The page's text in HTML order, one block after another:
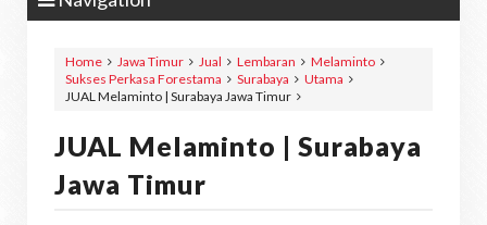
Home Jawa Timur Jual Lembaran
Melaminto
Sukses Perkasa Forestama
Surabaya
Utama
JUAL Melaminto | Surabaya Jawa Timur
JUAL Melaminto | Surabaya
Jawa Timur